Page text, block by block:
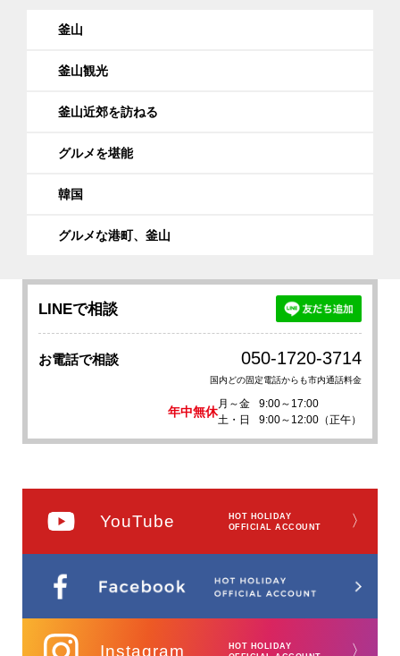
釜山
釜山観光
釜山近郊を訪ねる
グルメを堪能
韓国
グルメな港町、釜山
LINEで相談
お電話で相談 050-1720-3714
国内どの固定電話からも市内通話料金
年中無休
月～金
9:00～17:00
土・日
9:00～12:00（正午）
YouTube
HOT HOLIDAY
OFFICIAL ACCOUNT
〉
Instagram
HOT HOLIDAY
〉